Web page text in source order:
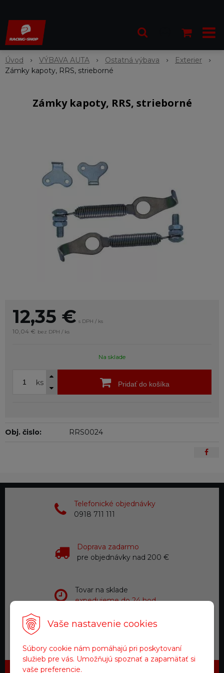
Vaše nastavenie cookies
Súbory cookie nám pomáhajú pri poskytovaní
služieb pre vás. Umožňujú spoznať a zapamätať si
vaše preferencie.
Úvod VÝBAVA AUTA Ostatná výbava
Exterier
Zámky kapoty, RRS, strieborné
Zámky kapoty, RRS, strieborné
12,35 € s DPH / ks
10,04 € bez DPH / ks
Na sklade
ks Pridať do košíka
Obj. čislo: RRS0024
Telefonické objednávky
0918 711 111
Doprava zadarmo
pre objednávky nad 200 €
Tovar na sklade
expedujeme do 24 hod.
a starostlivosť